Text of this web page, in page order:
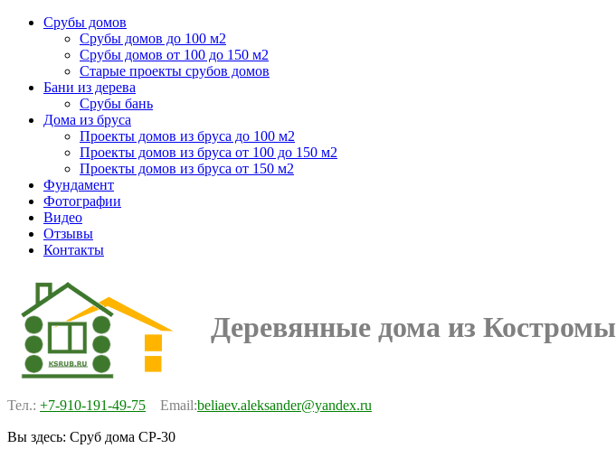
Срубы домов
Срубы домов до 100 м2
Срубы домов от 100 до 150 м2
Старые проекты срубов домов
Бани из дерева
Срубы бань
Дома из бруса
Проекты домов из бруса до 100 м2
Проекты домов из бруса от 100 до 150 м2
Проекты домов из бруса от 150 м2
Фундамент
Фотографии
Видео
Отзывы
Контакты
Деревянные дома из Костромы
Тел.: +7-910-191-49-75 Email:beliaev.aleksander@yandex.ru
Вы здесь: Сруб дома СР-30